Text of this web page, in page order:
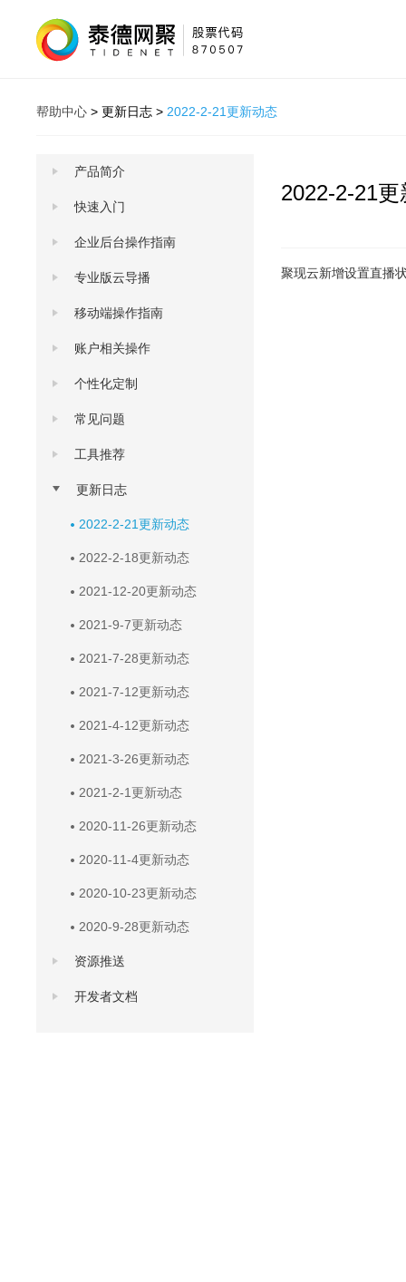
帮助中心 > 更新日志 > 2022-2-21更新动态
产品简介
快速入门
企业后台操作指南
专业版云导播
移动端操作指南
账户相关操作
个性化定制
常见问题
工具推荐
更新日志
2022-2-21更新动态
2022-2-18更新动态
2021-12-20更新动态
2021-9-7更新动态
2021-7-28更新动态
2021-7-12更新动态
2021-4-12更新动态
2021-3-26更新动态
2021-2-1更新动态
2020-11-26更新动态
2020-11-4更新动态
2020-10-23更新动态
2020-9-28更新动态
资源推送
开发者文档
2022-2-21
聚现云新增设置直播